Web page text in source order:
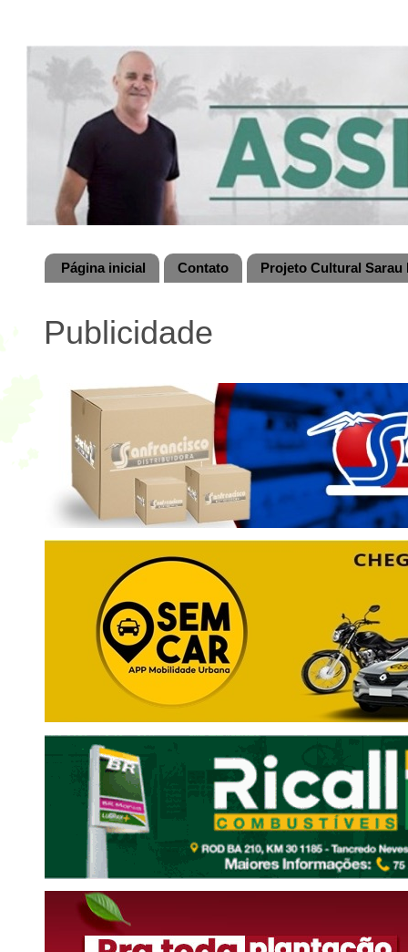
Página inicial Contato Projeto Cultural
Publicidade